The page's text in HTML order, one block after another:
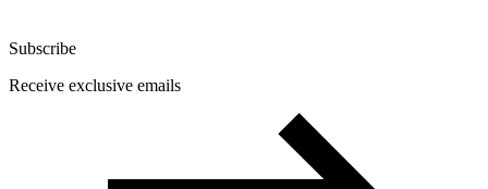
Subscribe
Receive exclusive emails